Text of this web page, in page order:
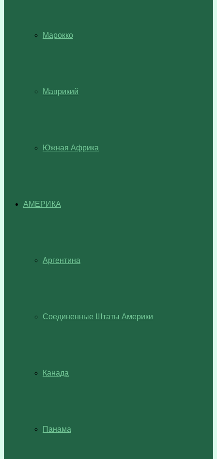
Марокко
Маврикий
Южная Африка
АМЕРИКА
Аргентина
Соединенные Штаты Америки
Канада
Панама